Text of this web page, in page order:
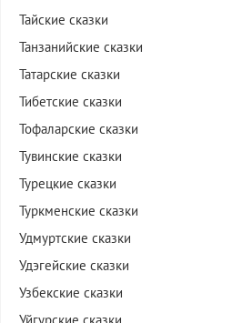
Тайские сказки
Танзанийские сказки
Татарские сказки
Тибетские сказки
Тофаларские сказки
Тувинские сказки
Турецкие сказки
Туркменские сказки
Удмуртские сказки
Удэгейские сказки
Узбекские сказки